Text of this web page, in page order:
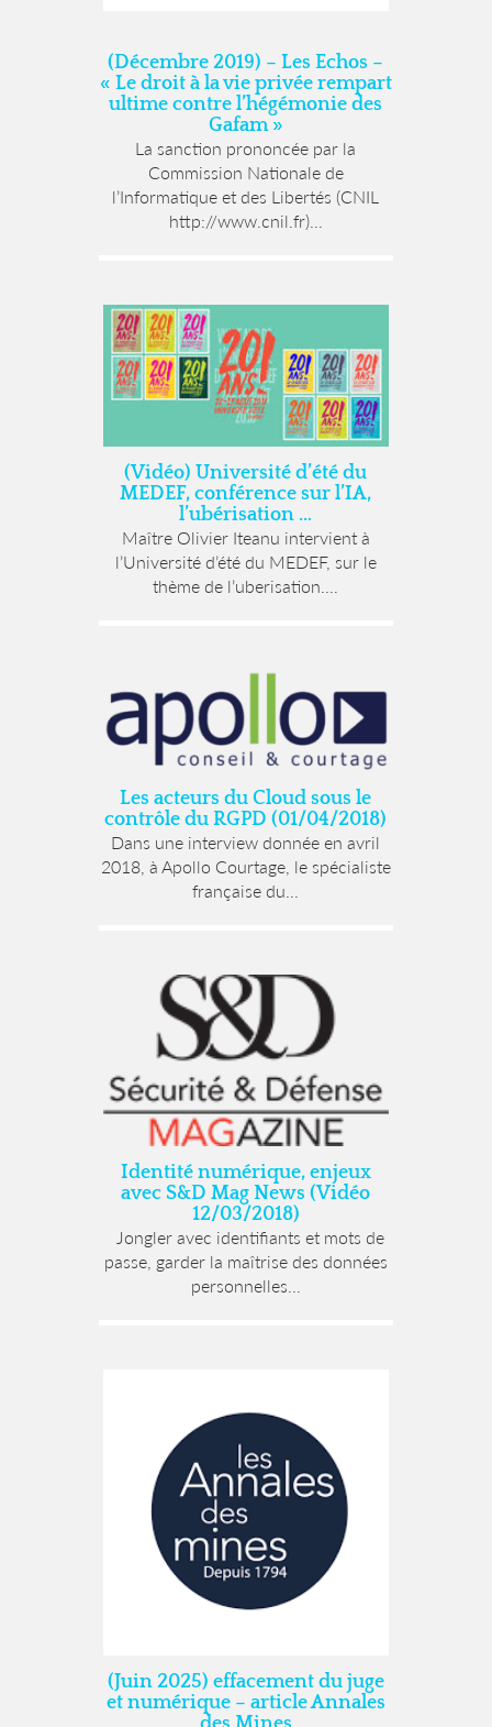
(Décembre 2019) – Les Echos –
« Le droit à la vie privée rempart
ultime contre l’hégémonie des
Gafam »
La sanction prononcée par la
Commission Nationale de
l’Informatique et des Libertés (CNIL
http://www.cnil.fr)...
(Vidéo) Université d’été du
MEDEF, conférence sur l’IA,
l’ubérisation …
Maître Olivier Iteanu intervient à
l’Université d’été du MEDEF, sur le
thème de l’uberisation....
Les acteurs du Cloud sous le
contrôle du RGPD (01/04/2018)
Dans une interview donnée en avril
2018, à Apollo Courtage, le spécialiste
française du...
Identité numérique, enjeux
avec S&D Mag News (Vidéo
12/03/2018)
Jongler avec identifiants et mots de
passe, garder la maîtrise des données
personnelles...
(Juin 2025) effacement du juge
et numérique – article Annales